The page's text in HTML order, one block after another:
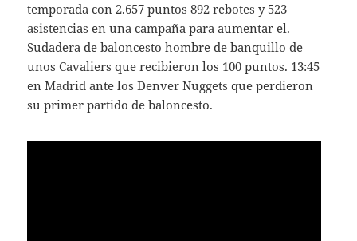
temporada con 2.657 puntos 892 rebotes y 523
asistencias en una campaña para aumentar el.
Sudadera de baloncesto hombre de banquillo de
unos Cavaliers que recibieron los 100 puntos. 13:45
en Madrid ante los Denver Nuggets que perdieron
su primer partido de baloncesto.